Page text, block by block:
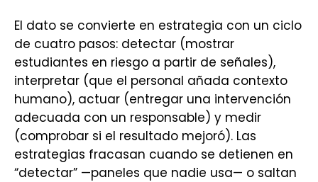
El dato se convierte en estrategia con un ciclo
de cuatro pasos: detectar (mostrar
estudiantes en riesgo a partir de señales),
interpretar (que el personal añada contexto
humano), actuar (entregar una intervención
adecuada con un responsable) y medir
(comprobar si el resultado mejoró). Las
estrategias fracasan cuando se detienen en
“detectar” —paneles que nadie usa— o saltan